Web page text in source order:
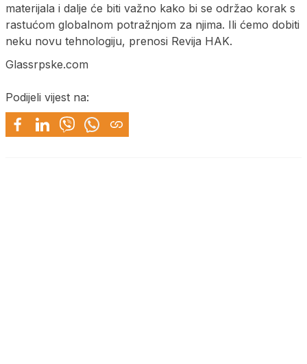
materijala i dalje će biti važno kako bi se održao korak s
rastućom globalnom potražnjom za njima. Ili ćemo dobiti
neku novu tehnologiju, prenosi Revija HAK.
Glassrpske.com
Podijeli vijest na: